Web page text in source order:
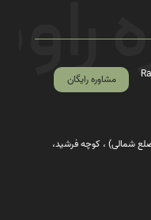
مشاوره رایگان
شمالی) ، کوچه فرشید،